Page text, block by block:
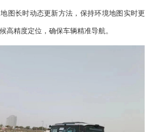
图长时动态更新方法，保持环境地图实时更
高精度定位，确保车辆精准导航。